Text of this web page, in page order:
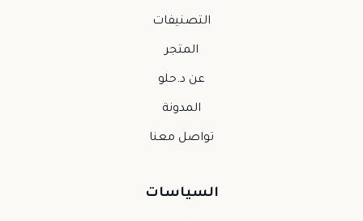
التصنيفات
المتجر
عن د.حلو
المدونة
تواصل معنا
السياسات